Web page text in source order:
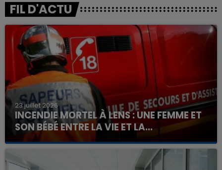
FIL D'ACTU
23 juillet 2026
INCENDIE MORTEL À LENS : UNE FEMME ET
SON BÉBÉ ENTRE LA VIE ET LA...
Un homme s'est immolé par le feu après avoir
aspergé sa compagne et leur bébé de trois mois
d'un liquide inflammable.